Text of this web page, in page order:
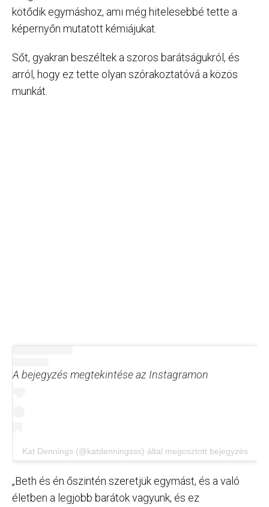
kötődik egymáshoz, ami még hitelesebbé tette a
képernyőn mutatott kémiájukat.
Sőt, gyakran beszéltek a szoros barátságukról, és
arról, hogy ez tette olyan szórakoztatóvá a közös
munkát.
A bejegyzés megtekintése az Instagramon
Kat Dennings (@katdenningsss) által megosztott bejegyzés
„Beth és én őszintén szeretjük egymást, és a való
életben a legjobb barátok vagyunk, és ez